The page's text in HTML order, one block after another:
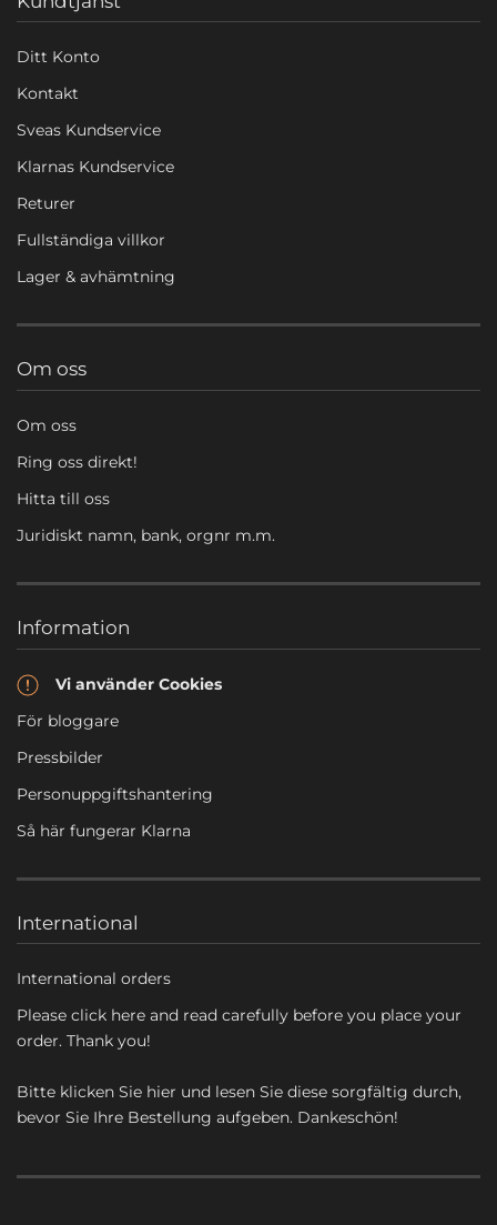
Ditt Konto
Kontakt
Sveas Kundservice
Klarnas Kundservice
Returer
Fullständiga villkor
Lager & avhämtning
Om oss
Om oss
Ring oss direkt!
Hitta till oss
Juridiskt namn, bank, orgnr m.m.
Information
Vi använder Cookies
För bloggare
Pressbilder
Personuppgiftshantering
Så här fungerar Klarna
International
International orders
Please click here and read carefully before you place your
order. Thank you!
Bitte klicken Sie hier und lesen Sie diese sorgfältig durch,
bevor Sie Ihre Bestellung aufgeben. Dankeschön!